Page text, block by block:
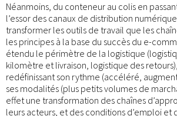
Néanmoins, du conteneur au colis en
l’essor des canaux de distribution
transformer les outils de travail que les
les principes à la base du succès du e-
étendu le périmètre de la logistique
kilomètre et livraison, logistique des
redéfinissant son rythme (accéléré,
ses modalités (plus petits volumes de
effet une transformation des chaînes
leurs acteurs, et des conditions d’emploi et